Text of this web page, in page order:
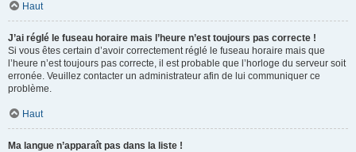
Haut
J’ai réglé le fuseau horaire mais l’heure n’est toujours pas correcte !
Si vous êtes certain d’avoir correctement réglé le fuseau horaire mais que
l’heure n’est toujours pas correcte, il est probable que l’horloge du serveur soit
erronée. Veuillez contacter un administrateur afin de lui communiquer ce
problème.
Haut
Ma langue n’apparaît pas dans la liste !